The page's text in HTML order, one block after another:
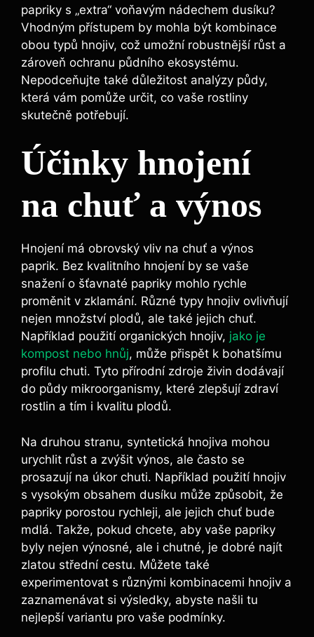
papriky s⁢ „extra“ ‍voňavým‍ nádechem ⁤dusíku?
⁣Vhodným přístupem by ⁤mohla⁣ být kombinace
obou ‌typů‍ hnojiv, což umožní robustnější růst a‌
zároveň ochranu‍ půdního ‌ekosystému.‍
Nepodceňujte také ⁤důležitost analýzy ⁢půdy,
která vám ⁤pomůže určit, co vaše rostliny
skutečně potřebují.
Účinky hnojení
na chuť a⁢ výnos
Hnojení má obrovský vliv na​ chuť a výnos​
paprik. Bez ​kvalitního hnojení by se vaše​
snažení⁤ o šťavnaté papriky⁤ mohlo rychle
proměnit v⁣ zklamání. Různé typy hnojiv ovlivňují
nejen množství plodů, ale ⁢také​ jejich chuť.
Například použití organických hnojiv, jako ‌je
kompost nebo‍ hnůj, může přispět⁣ k‍ bohatšímu⁣
profilu chuti. Tyto přírodní zdroje‌ živin dodávají
do půdy mikroorganismy,​ které‌ zlepšují ‌zdraví ​
rostlin a tím⁢ i kvalitu plodů.
Na druhou stranu, ‌syntetická hnojiva mohou
urychlit⁢ růst ‌a zvýšit⁢ výnos, ale často ​se
prosazují na úkor ‌chuti. Například‌ použití‍ hnojiv
s vysokým obsahem dusíku⁢ může‌ způsobit, že
papriky porostou rychleji, ​ale jejich⁤ chuť bude
mdlá. ​Takže, pokud chcete, ​aby vaše papriky
⁢byly nejen⁣ výnosné, ale i ⁤chutné, je dobré⁣ najít⁣
zlatou ⁢střední cestu. Můžete také
experimentovat‍ s⁣ různými ⁣kombinacemi hnojiv ⁣a
zaznamenávat ⁣si ‌výsledky, abyste našli tu
nejlepší variantu pro‍ vaše podmínky.